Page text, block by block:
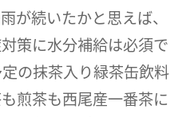
が続いたかと思えば、
策に水分補給は必須で
の抹茶入り緑茶缶飲料
煎茶も西尾産一番茶に